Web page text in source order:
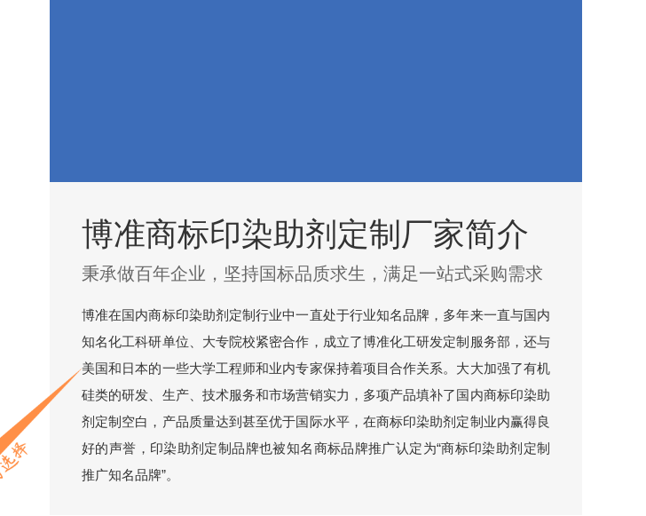
博准商标印染助剂定制厂家简介
秉承做百年企业，坚持国标品质求生，满足一站式采购需求
博准在国内商标印染助剂定制行业中一直处于行业知名品牌，多年来一直与国内
知名化工科研单位、大专院校紧密合作，成立了博准化工研发定制服务部，还与
美国和日本的一些大学工程师和业内专家保持着项目合作关系。大大加强了有机
硅类的研发、生产、技术服务和市场营销实力，多项产品填补了国内商标印染助
剂定制空白，产品质量达到甚至优于国际水平，在商标印染助剂定制业内赢得良
好的声誉，印染助剂定制品牌也被知名商标品牌推广认定为“商标印染助剂定制
推广知名品牌”。